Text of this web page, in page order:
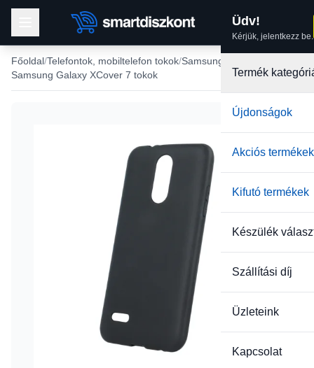
Üdv!
Kérjük, jelentkezz be.
Termék
Újdonságok
Akciós termékek
Kifutó termékek
Készülék
Szállítási díj
Üzleteink
Kapcsolat
Főoldal Telefontok, mobiltelefon tokok Samsung tokok
Samsung Galaxy XCover 7 tokok